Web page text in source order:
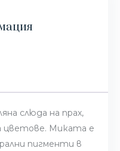
слюда на прах,
цветове. Миката е
пигменти в